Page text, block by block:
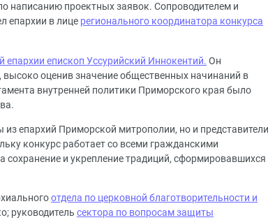
написанию проектных заявок. Сопроводителем и
епархии в лице регионального координатора конкурса
епархии епископ Уссурийский Иннокентий. Он
оценив значение общественных начинаний в
внутренней политики Приморского края было
епархий Приморской митрополии, но и представители
конкурс работает со всеми гражданскими
и укрепление традиций, сформировавшихся
отдела по церковной благотворительности и
руководитель сектора по вопросам защиты